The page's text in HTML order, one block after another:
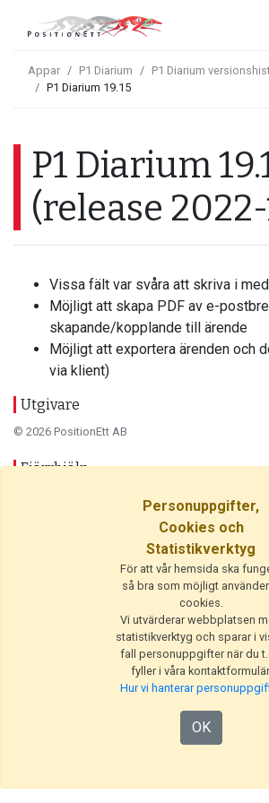
Appar P1 Diarium
P1 Diarium
P1 Diarium 19.15
P1 Diarium
(release
Vissa fält var svåra att skriva i
Möjligt att skapa PDF av e-
skapande/kopplande till ärende
Möjligt att exportera ärenden och
via klient)
Utgivare
© 2026 PositionEtt AB
Fjärrhjälp
Personuppgifter,
Cookies och
Statistikverktyg
För att vår hemsida ska
så bra som möjligt
cookies.
Vi utvärderar webbplatsen
statistikverktyg och sparar i
fall personuppgifter när du
fyller i våra
Hur vi hanterar
OK